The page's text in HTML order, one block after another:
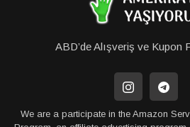
ABD’de Alışveriş ve Kupon
We are a participate in the Amazon